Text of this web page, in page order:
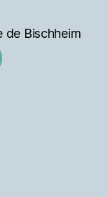
de Bischheim